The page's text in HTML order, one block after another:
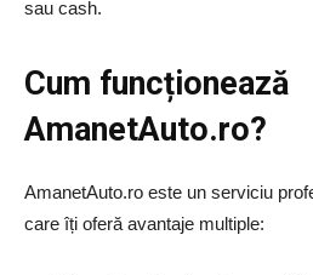
sau cash.
Cum funcționează
AmanetAuto.ro?
AmanetAuto.ro este un serviciu
care îți oferă avantaje multiple: